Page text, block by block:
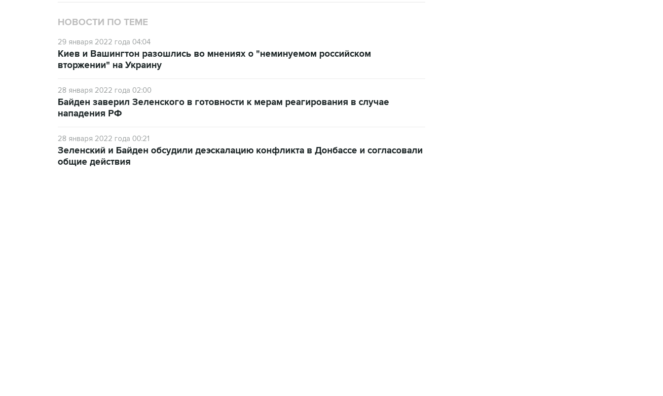
НОВОСТИ ПО ТЕМЕ
29 января 2022 года 04:04
Киев и Вашингтон разошлись во мнениях о "неминуемом российском
вторжении" на Украину
28 января 2022 года 02:00
Байден заверил Зеленского в готовности к мерам реагирования в случае
нападения РФ
28 января 2022 года 00:21
Зеленский и Байден обсудили деэскалацию конфликта в Донбассе и согласовали
общие действия